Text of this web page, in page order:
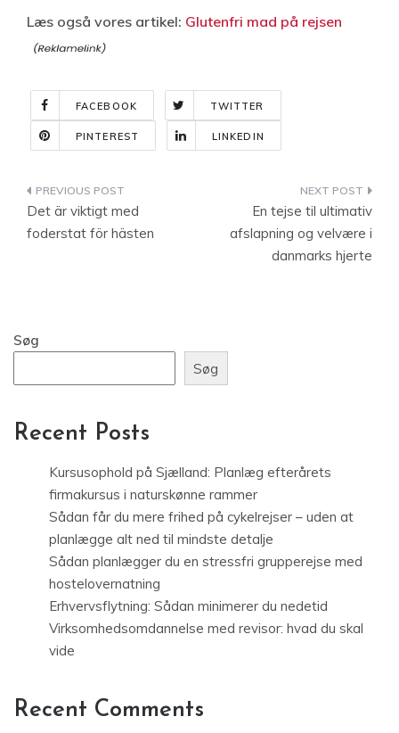
Læs også vores artikel: Glutenfri mad på rejsen
FACEBOOK TWITTER
PINTEREST LINKEDIN
Indlægsnavigation
Det är viktigt med
foderstat för hästen
En tejse til ultimativ
afslapning og velvære i
danmarks hjerte
Søg
Søg
Recent Posts
Kursusophold på Sjælland: Planlæg efterårets
firmakursus i naturskønne rammer
Sådan får du mere frihed på cykelrejser – uden at
planlægge alt ned til mindste detalje
Sådan planlægger du en stressfri grupperejse med
hostelovernatning
Erhvervsflytning: Sådan minimerer du nedetid
Virksomhedsomdannelse med revisor: hvad du skal
vide
Recent Comments